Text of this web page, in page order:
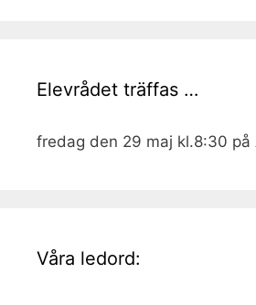
Elevrådet träffas …
fredag den 29 maj kl.8:30 på
Våra ledord: